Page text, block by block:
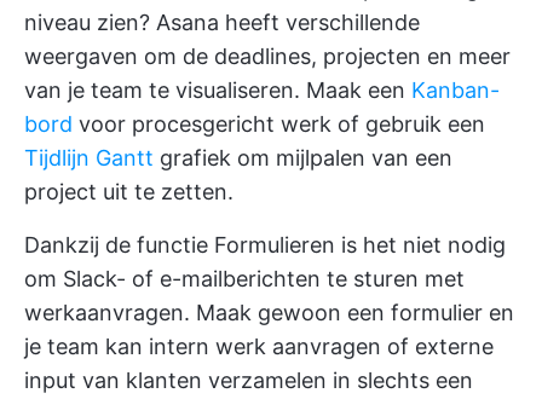
niveau zien? Asana heeft verschillende
weergaven om de deadlines, projecten en meer
van je team te visualiseren. Maak een Kanban-
bord voor procesgericht werk of gebruik een
Tijdlijn Gantt grafiek om mijlpalen van een
project uit te zetten.
Dankzij de functie Formulieren is het niet nodig
om Slack- of e-mailberichten te sturen met
werkaanvragen. Maak gewoon een formulier en
je team kan intern werk aanvragen of externe
input van klanten verzamelen in slechts een